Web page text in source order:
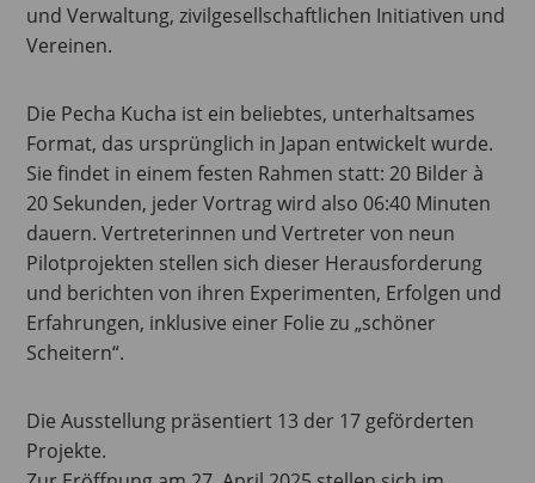
und Verwaltung, zivilgesellschaftlichen Initiativen und
Vereinen.
Die Pecha Kucha ist ein beliebtes, unterhaltsames
Format, das ursprünglich in Japan entwickelt wurde.
Sie findet in einem festen Rahmen statt: 20 Bilder à
20 Sekunden, jeder Vortrag wird also 06:40 Minuten
dauern. Vertreterinnen und Vertreter von neun
Pilotprojekten stellen sich dieser Herausforderung
und berichten von ihren Experimenten, Erfolgen und
Erfahrungen, inklusive einer Folie zu „schöner
Scheitern“.
Die Ausstellung präsentiert 13 der 17 geförderten
Projekte.